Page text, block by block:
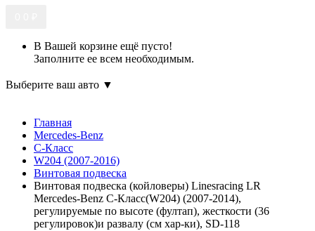
В Вашей корзине ещё пусто!
Заполните ее всем необходимым.
Выберите ваш авто ▼
Главная
Mercedes-Benz
C-Класс
W204 (2007-2016)
Винтовая подвеска
Винтовая подвеска (койловеры) Linesracing LR
Mercedes-Benz C-Класс(W204) (2007-2014),
регулируемые по высоте (фултап), жесткости (36
регулировок)и развалу (см хар-ки), SD-118